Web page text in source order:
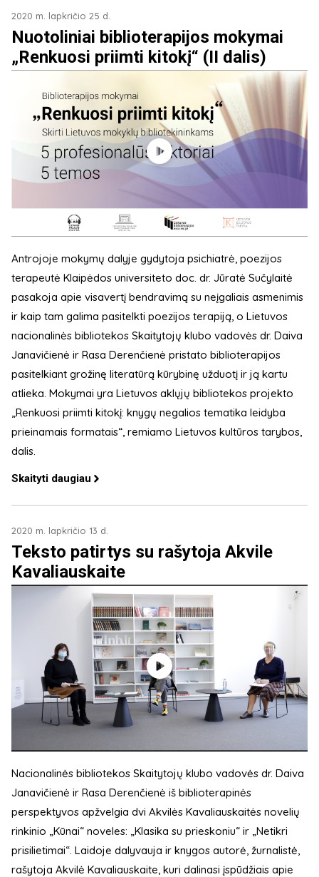
2020 m. lapkričio 25 d.
Nuotoliniai biblioterapijos mokymai
„Renkuosi priimti kitokį“ (II dalis)
Antrojoje mokymų dalyje gydytoja psichiatrė, poezijos
terapeutė Klaipėdos universiteto doc. dr. Jūratė Sučylaitė
pasakoja apie visavertį bendravimą su neįgaliais asmenimis
ir kaip tam galima pasitelkti poezijos terapiją, o Lietuvos
nacionalinės bibliotekos Skaitytojų klubo vadovės dr. Daiva
Janavičienė ir Rasa Derenčienė pristato biblioterapijos
pasitelkiant grožinę literatūrą kūrybinę užduotį ir ją kartu
atlieka. Mokymai yra Lietuvos aklųjų bibliotekos projekto
„Renkuosi priimti kitokį: knygų negalios tematika leidyba
prieinamais formatais“, remiamo Lietuvos kultūros tarybos,
dalis.
Skaityti daugiau
2020 m. lapkričio 13 d.
Teksto patirtys su rašytoja Akvile
Kavaliauskaite
Nacionalinės bibliotekos Skaitytojų klubo vadovės dr. Daiva
Janavičienė ir Rasa Derenčienė iš biblioterapinės
perspektyvos apžvelgia dvi Akvilės Kavaliauskaitės novelių
rinkinio „Kūnai“ noveles: „Klasika su prieskoniu“ ir „Netikri
prisilietimai“. Laidoje dalyvauja ir knygos autorė, žurnalistė,
rašytoja Akvilė Kavaliauskaite, kuri dalinasi įspūdžiais apie